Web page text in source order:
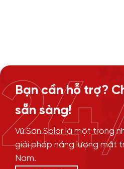
Bạn cần hỗ trợ?
sẵn sàng!
Vũ Sơn Solar là một trong
giải pháp năng lượng mặt
Nam.